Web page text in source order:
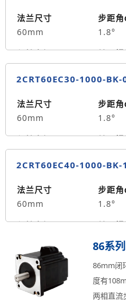
10
单出轴
重量kg
2.0
法兰尺寸
60mm
步距
1.8°
保持力矩N.m
2.2
转子
490
8
单出轴
重量kg
1.5
2CRT60EC30-1000-BK-
法兰尺寸
60mm
步距
1.8°
保持力矩N.m
3.0
转子
690
8
单出轴
重量kg
1.8
2CRT60EC40-1000-BK-
法兰尺寸
60mm
步距
1.8°
保持力矩N.m
转子
1000
轴径
10
出轴方
单出轴
重量kg
86系
86mm闭
度有
两相直流